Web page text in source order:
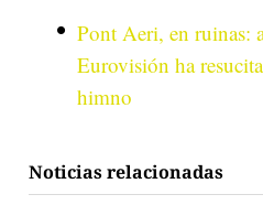
Pont Aeri, en ruinas:
Eurovisión ha
himno
Noticias relacionadas